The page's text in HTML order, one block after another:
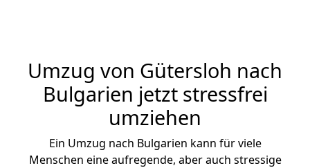
Umzug von Gütersloh nach
Bulgarien jetzt stressfrei
umziehen
Ein Umzug nach Bulgarien kann für viele
Menschen eine aufregende, aber auch stressige